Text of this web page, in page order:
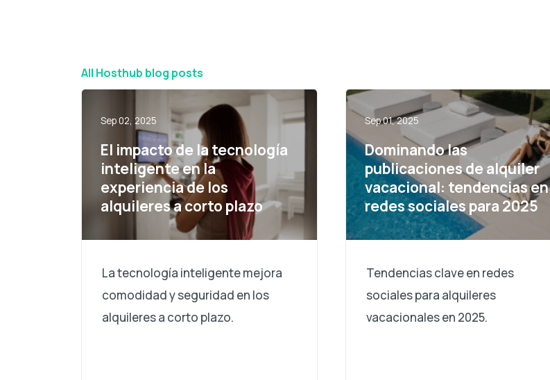
All Hosthub blog posts
Sep 02, 2025
El impacto de la tecnología
inteligente en la
experiencia de los
alquileres a corto plazo
La tecnología inteligente mejora
comodidad y seguridad en los
alquileres a corto plazo.
Sep 01, 2025
Dominando las
publicaciones de alquiler
vacacional: tendencias en
redes sociales para 2025
Tendencias clave en redes
sociales para alquileres
vacacionales en 2025.